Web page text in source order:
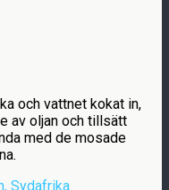
och vattnet kokat in,
av oljan och tillsätt
med de mosade